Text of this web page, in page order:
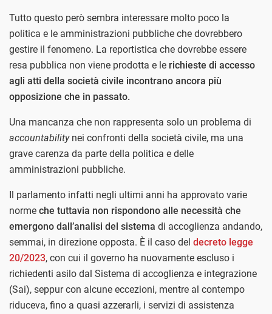
Tutto questo però sembra interessare molto poco la
politica e le amministrazioni pubbliche che dovrebbero
gestire il fenomeno. La reportistica che dovrebbe essere
resa pubblica non viene prodotta e le richieste di accesso
agli atti della società civile incontrano ancora più
opposizione che in passato.
Una mancanza che non rappresenta solo un problema di
accountabilitynei confronti della società civile, ma una
grave carenza da parte della politica e delle
amministrazioni pubbliche.
Il parlamento infatti negli ultimi anni ha approvato varie
norme che tuttavia non rispondono alle necessità che
emergono dall’analisi del sistema di accoglienza andando,
semmai, in direzione opposta. È il caso del decreto legge
20/2023, con cui il governo ha nuovamente escluso i
richiedenti asilo dal Sistema di accoglienza e integrazione
(Sai), seppur con alcune eccezioni, mentre al contempo
riduceva, fino a quasi azzerarli, i servizi di assistenza